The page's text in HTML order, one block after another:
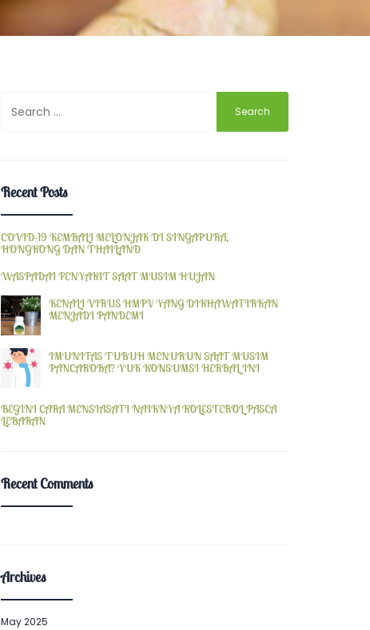
for:
Recent Posts
COVID-19 KEMBALI MELONJAK DI SINGAPURA,
HONGKONG DAN THAILAND
WASPADAI PENYAKIT SAAT MUSIM HUJAN
KENALI VIRUS HMPV YANG DIKHAWATIRKAN
MENJADI PANDEMI
IMUNITAS TUBUH MENURUN SAAT MUSIM
PANCAROBA? YUK KONSUMSI HERBAL INI
BEGINI CARA MENSIASATI NAIKNYA KOLESTEROL PASCA
LEBARAN
Recent Comments
Archives
May 2025